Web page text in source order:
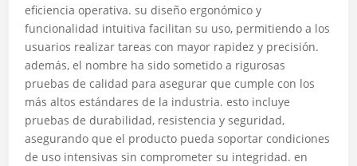
eficiencia operativa. su diseño ergonómico y
funcionalidad intuitiva facilitan su uso, permitiendo a los
usuarios realizar tareas con mayor rapidez y precisión.
además, el nombre ha sido sometido a rigurosas
pruebas de calidad para asegurar que cumple con los
más altos estándares de la industria. esto incluye
pruebas de durabilidad, resistencia y seguridad,
asegurando que el producto pueda soportar condiciones
de uso intensivas sin comprometer su integridad. en